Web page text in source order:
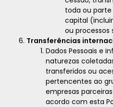
toda ou parte
capital
ou processos
Transferências
Dados Pessoais e
naturezas
transferidos ou
pertencentes ao
empresas
acordo com esta